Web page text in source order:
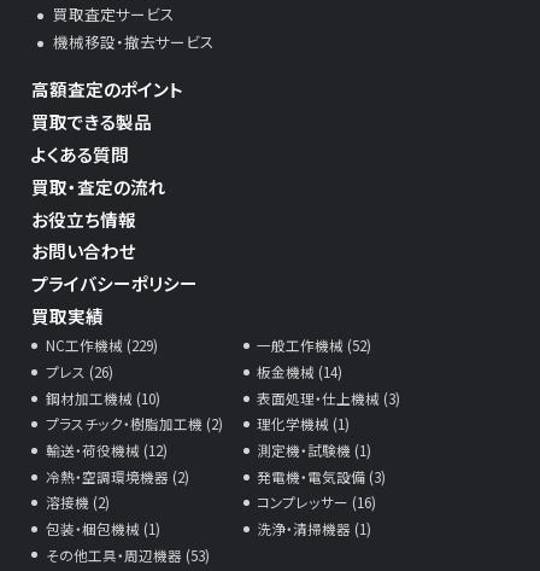
買取査定サービス
機械移設・撤去サービス
高額査定のポイント
買取できる製品
よくある質問
買取・査定の流れ
お役立ち情報
お問い合わせ
プライバシーポリシー
買取実績
NC工作機械 (229)
一般工作機械 (52)
プレス (26)
板金機械 (14)
鋼材加工機械 (10)
表面処理・仕上機械 (3)
プラスチック・樹脂加工機 (2)
理化学機械 (1)
輸送・荷役機械 (12)
測定機・試験機 (1)
冷熱・空調環境機器 (2)
発電機・電気設備 (3)
溶接機 (2)
コンプレッサー (16)
包装・梱包機械 (1)
洗浄・清掃機器 (1)
その他工具・周辺機器 (53)